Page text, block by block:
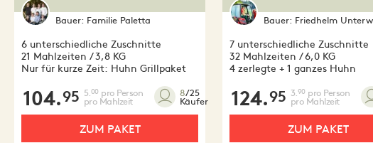
Bauer: Familie Paletta
6 unterschiedliche Zuschnitte
21 Mahlzeiten / 3,8 KG
Nur für kurze Zeit: Huhn Grillpaket
104.95 5. 00 pro Person
pro Mahlzeit
8/25
Käufer
ZUM PAKET
Bauer: Friedhelm
7 unterschiedliche Zuschnitte
32 Mahlzeiten / 6,0 KG
4 zerlegte + 1 ganzes Huhn
124.95 3. 90 pro Person
pro Mahlzeit
ZUM PAKET